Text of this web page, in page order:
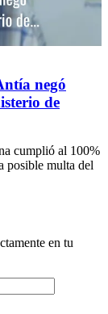
negó
de
cumplió al 100%
posible multa del
en tu